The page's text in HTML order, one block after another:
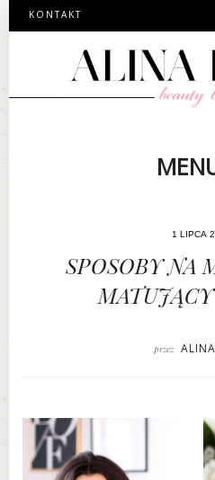
KONTAKT
1 LIPCA
SPOSOBY NA
przez